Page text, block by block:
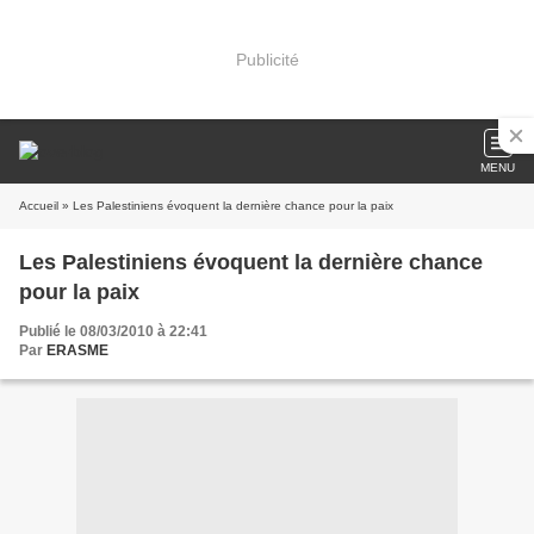
Publicité
MENU
Accueil » Les Palestiniens évoquent la dernière chance pour la paix
Les Palestiniens évoquent la dernière chance
pour la paix
Publié le 08/03/2010 à 22:41
Par ERASME